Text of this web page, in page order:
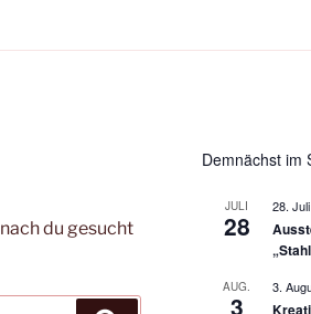
du gesucht
Demnächst im
JULI
28
28.
AUG.
3
3.